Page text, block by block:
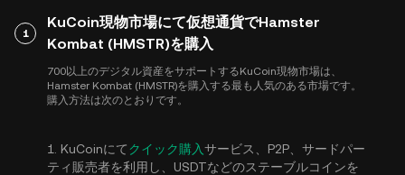
1
KuCoin現物市場にて仮想通貨でHamster
Kombat (HMSTR)を購入
700以上のデジタル資産をサポートするKuCoin現物市場は、
Hamster Kombat (HMSTR)を購入する最も人気のある市場です。
購入方法は次のとおりです。
1. KuCoinにてクイック購入サービス、P2P、サードパー
ティ販売者を利用し、USDTなどのステーブルコインを